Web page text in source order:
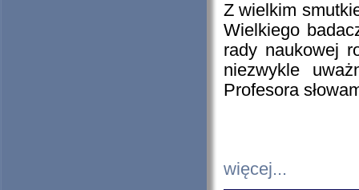
Z wielkim
Wielkiego
rady naukowej
niezwykle
Profesora
więcej...